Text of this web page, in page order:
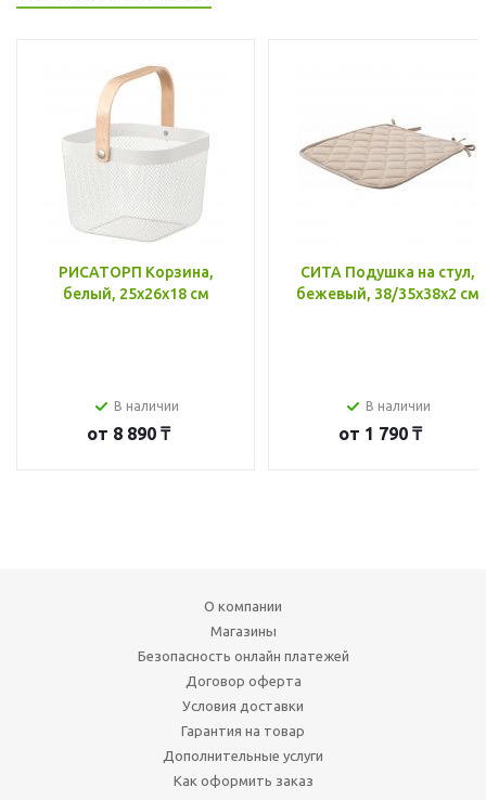
РИСАТОРП Корзина,
белый, 25x26x18 см
В наличии
от 8 890 ₸
СИТА Подушка на стул,
бежевый, 38/35x38x2 см
В наличии
от 1 790 ₸
О компании
Магазины
Безопасность онлайн платежей
Договор оферта
Условия доставки
Гарантия на товар
Дополнительные услуги
Как оформить заказ